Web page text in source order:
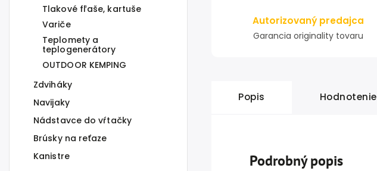
Tlakové fľaše, kartuše
Variče
Teplomety a
teplogenerátory
OUTDOOR KEMPING
Zdviháky
Navijaky
Nádstavce do vŕtačky
Brúsky na reťaze
Kanistre
Autorizovaný predajca
Garancia originality tovaru
Popis Hodnotenie
Podrobný popis